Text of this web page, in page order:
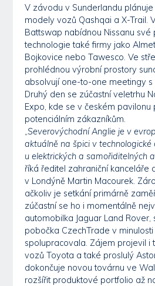
V závodu v Sunderlandu
modely vozů Qashqai a X-Trail.
Battswap nabídnou Nissanu své
technologie také firmy jako
Bojkovice nebo Tawesco. Ve
prohlédnou výrobní prostory
absolvují one-to-one meetingy s
Druhý den se zúčastní veletrhu
Expo, kde se v českém pavilonu
potenciálním zákazníkům.
„Severovýchodní Anglie je v
aktuálně na špici v
u elektrických a samořiditelných
říká ředitel zahraniční kanceláře
v Londýně Martin Macourek.
ačkoliv je setkání primárně
zúčastní se ho i momentálně
automobilka Jaguar Land Rover,
pobočka CzechTrade v
spolupracovala. Zájem projevil i
vozů Toyota a také proslulý
dokončuje novou továrnu ve
rozšířit produktové portfolio až